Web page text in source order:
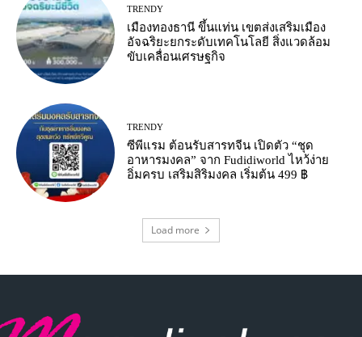
TRENDY
เมืองทองธานี ขึ้นแท่น เขตส่งเสริมเมือง
อัจฉริยะยกระดับเทคโนโลยี สิ่งแวดล้อม
ขับเคลื่อนเศรษฐกิจ
TRENDY
ซีพีแรม ต้อนรับสารทจีน เปิดตัว “ชุด
อาหารมงคล” จาก Fudidiworld ไหว้ง่าย
อิ่มครบ เสริมสิริมงคล เริ่มต้น 499 ฿
Load more